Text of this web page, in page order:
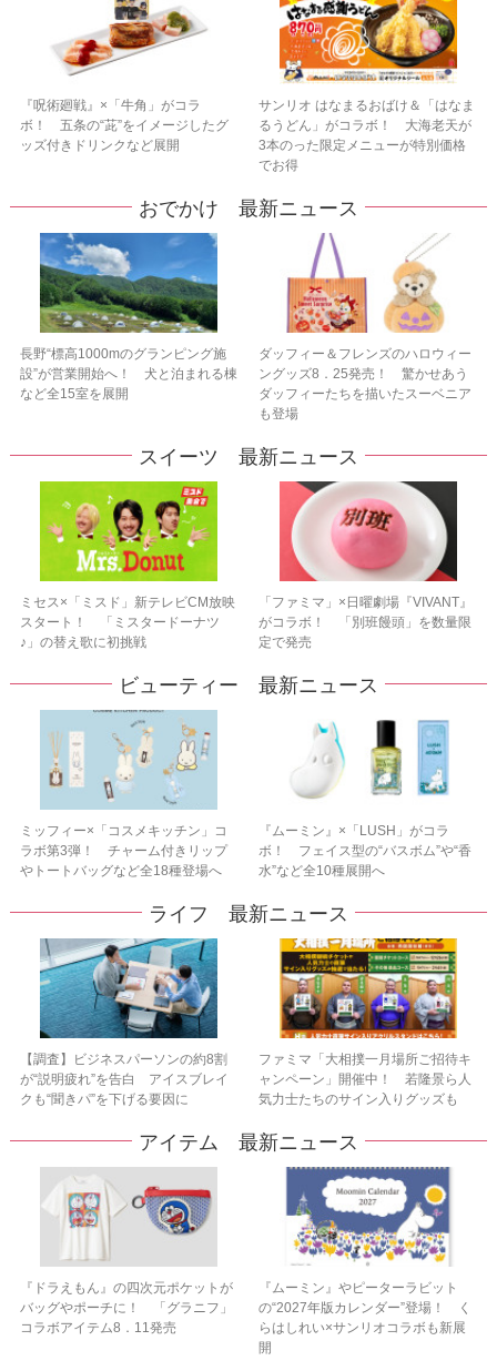
『呪術廻戦』×「牛角」がコラ
ボ！ 五条の“茈”をイメージしたグ
ッズ付きドリンクなど展開
サンリオ はなまるおばけ＆「はなま
るうどん」がコラボ！ 大海老天が
3本のった限定メニューが特別価格
でお得
おでかけ 最新ニュース
長野“標高1000mのグランピング施
設”が営業開始へ！ 犬と泊まれる棟
など全15室を展開
ダッフィー＆フレンズのハロウィー
ングッズ8．25発売！ 驚かせあう
ダッフィーたちを描いたスーベニア
も登場
スイーツ 最新ニュース
ミセス×「ミスド」新テレビCM放映
スタート！ 「ミスタードーナツ
♪」の替え歌に初挑戦
「ファミマ」×日曜劇場『VIVANT』
がコラボ！ 「別班饅頭」を数量限
定で発売
ビューティー 最新ニュース
ミッフィー×「コスメキッチン」コ
ラボ第3弾！ チャーム付きリップ
やトートバッグなど全18種登場へ
『ムーミン』×「LUSH」がコラ
ボ！ フェイス型の“バスボム”や“香
水”など全10種展開へ
ライフ 最新ニュース
【調査】ビジネスパーソンの約8割
が“説明疲れ”を告白 アイスブレイ
クも“聞きパ”を下げる要因に
ファミマ「大相撲一月場所ご招待キ
ャンペーン」開催中！ 若隆景ら人
気力士たちのサイン入りグッズも
アイテム 最新ニュース
『ドラえもん』の四次元ポケットが
バッグやポーチに！ 「グラニフ」
コラボアイテム8．11発売
『ムーミン』やピーターラビット
の“2027年版カレンダー”登場！ く
らはしれい×サンリオコラボも新展
開